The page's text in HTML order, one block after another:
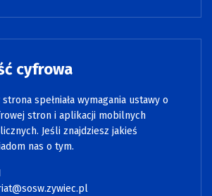
cyfrowa
spełniała wymagania ustawy o
stron i aplikacji mobilnych
Jeśli znajdziesz jakieś
nas o tym.